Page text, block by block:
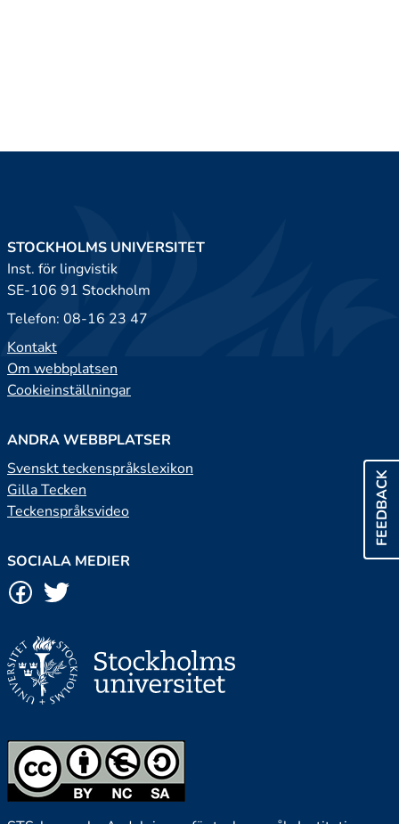
FEEDBACK
STOCKHOLMS UNIVERSITET
Inst. för lingvistik
SE-106 91 Stockholm
Telefon: 08-16 23 47
Kontakt
Om webbplatsen
Cookieinställningar
ANDRA WEBBPLATSER
Svenskt teckenspråkslexikon
Gilla Tecken
Teckenspråksvideo
SOCIALA MEDIER